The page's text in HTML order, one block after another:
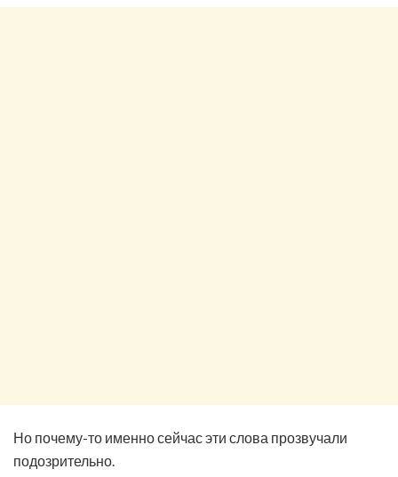
Но почему-то именно сейчас эти слова прозвучали
подозрительно.